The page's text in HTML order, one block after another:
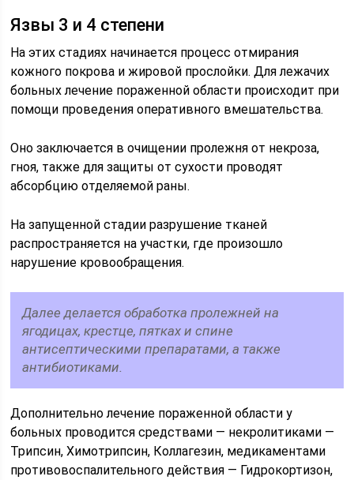
Язвы 3 и 4 степени
На этих стадиях начинается процесс отмирания
кожного покрова и жировой прослойки. Для лежачих
больных лечение пораженной области происходит при
помощи проведения оперативного вмешательства.
Оно заключается в очищении пролежня от некроза,
гноя, также для защиты от сухости проводят
абсорбцию отделяемой раны.
На запущенной стадии разрушение тканей
распространяется на участки, где произошло
нарушение кровообращения.
Далее делается обработка пролежней на
ягодицах, крестце, пятках и спине
антисептическими препаратами, а также
антибиотиками.
Дополнительно лечение пораженной области у
больных проводится средствами — некролитиками —
Трипсин, Химотрипсин, Коллагезин, медикаментами
противовоспалительного действия — Гидрокортизон,